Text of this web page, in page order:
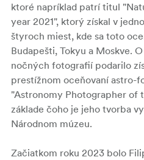
ktoré napríklad patrí titul
year 2021", ktorý získal v
štyroch miest, kde sa toto
Budapešti, Tokyu a Moskve.
nočných fotografií podarilo
prestížnom oceňovaní astro-
"Astronomy Photographer of
základe čoho je jeho tvorba
Národnom múzeu.
Začiatkom roku 2023 bolo